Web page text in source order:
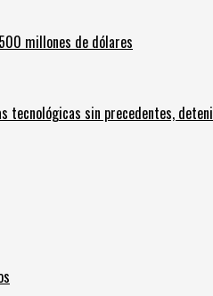
millones de dólares
tecnológicas sin precedentes,